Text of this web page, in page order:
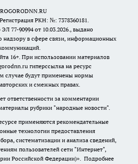
РКН: №: 7378360181.
77-90994 от 10.03.2026., выдано
надзору в сфере связи, информационных
16+. При использовании материалов
гиперссылка на ресурс
случае будут применены нормы
и смежных правах.
ответственности за комментарии
рубрики "народные новости".
применяются рекомендательные
технологии предоставления
систематизации и анализа сведений,
пользователей сети "Интернет",
Российской Федерации)». Подробнее